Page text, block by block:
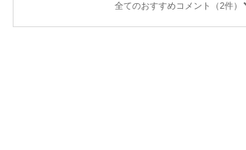
全てのおすすめコメント（2件）